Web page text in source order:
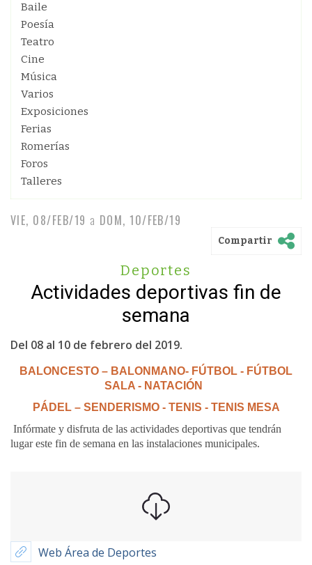
Baile
Poesía
Teatro
Cine
Música
Varios
Exposiciones
Ferias
Romerías
Foros
Talleres
VIE, 08/FEB/19 a DOM, 10/FEB/19
Compartir
Deportes
Actividades deportivas fin de
semana
Del 08 al 10 de febrero del 2019.
BALONCESTO – BALONMANO- FÚTBOL - FÚTBOL
SALA - NATACIÓN
PÁDEL – SENDERISMO - TENIS - TENIS MESA
Infórmate y disfruta de las actividades deportivas que tendrán
lugar este fin de semana en las instalaciones municipales.
Web Área de Deportes